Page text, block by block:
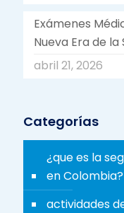
Exámenes
Nueva Era de la
abril 21, 2026
Categorías
¿que es la
en Colombia?
actividades